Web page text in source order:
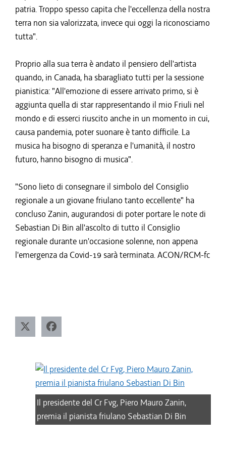
patria. Troppo spesso capita che l'eccellenza della nostra
terra non sia valorizzata, invece qui oggi la riconosciamo
tutta".
Proprio alla sua terra è andato il pensiero dell'artista
quando, in Canada, ha sbaragliato tutti per la sessione
pianistica: "All'emozione di essere arrivato primo, si è
aggiunta quella di star rappresentando il mio Friuli nel
mondo e di esserci riuscito anche in un momento in cui,
causa pandemia, poter suonare è tanto difficile. La
musica ha bisogno di speranza e l'umanità, il nostro
futuro, hanno bisogno di musica".
"Sono lieto di consegnare il simbolo del Consiglio
regionale a un giovane friulano tanto eccellente" ha
concluso Zanin, augurandosi di poter portare le note di
Sebastian Di Bin all'ascolto di tutto il Consiglio
regionale durante un'occasione solenne, non appena
l'emergenza da Covid-19 sarà terminata. ACON/RCM-fc
Il presidente del Cr Fvg, Piero Mauro Zanin,
premia il pianista friulano Sebastian Di Bin